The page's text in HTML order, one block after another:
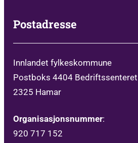
Postadresse
Innlandet fylkeskommune
Postboks 4404 Bedriftssenteret
2325 Hamar
Organisasjonsnummer:
920 717 152